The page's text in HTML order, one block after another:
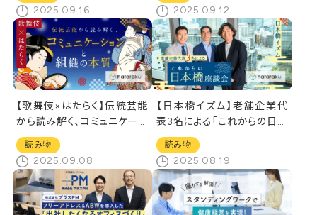
2025.09.16 2025.09.12
【歌舞伎×はたらく】伝統芸能
から読み解く、コミュニケーシ
ョンと組織の本質
読み物
2025.09.08
【日本橋イズム】老舗企業代
表3名による「これからの日本
橋」座談会
読み物
2025.08.19